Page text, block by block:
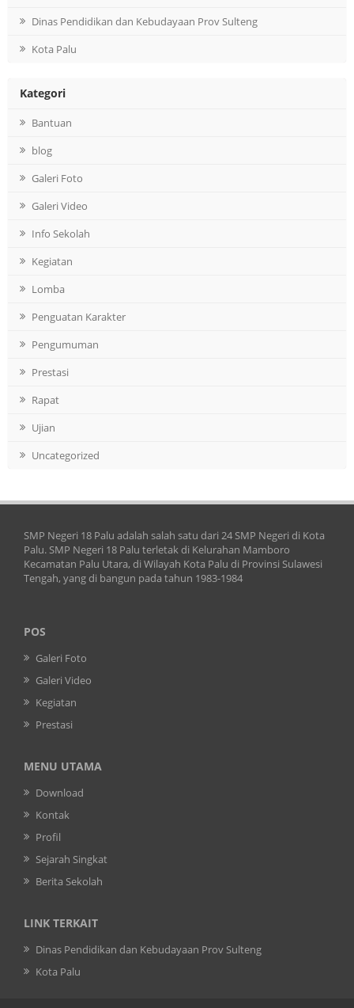
Dinas Pendidikan dan Kebudayaan Prov Sulteng
Kota Palu
Kategori
Bantuan
blog
Galeri Foto
Galeri Video
Info Sekolah
Kegiatan
Lomba
Penguatan Karakter
Pengumuman
Prestasi
Rapat
Ujian
Uncategorized
SMP Negeri 18 Palu adalah salah satu dari 24 SMP Negeri di Kota
Palu. SMP Negeri 18 Palu terletak di Kelurahan Mamboro
Kecamatan Palu Utara, di Wilayah Kota Palu di Provinsi Sulawesi
Tengah, yang di bangun pada tahun 1983-1984
POS
Galeri Foto
Galeri Video
Kegiatan
Prestasi
MENU UTAMA
Download
Kontak
Profil
Sejarah Singkat
Berita Sekolah
LINK TERKAIT
Dinas Pendidikan dan Kebudayaan Prov Sulteng
Kota Palu